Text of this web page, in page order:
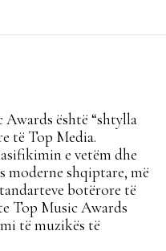
Awards është “shtylla
të Top Media.
e vetëm dhe
moderne shqiptare, më
botërore të
Top Music Awards
të muzikës të